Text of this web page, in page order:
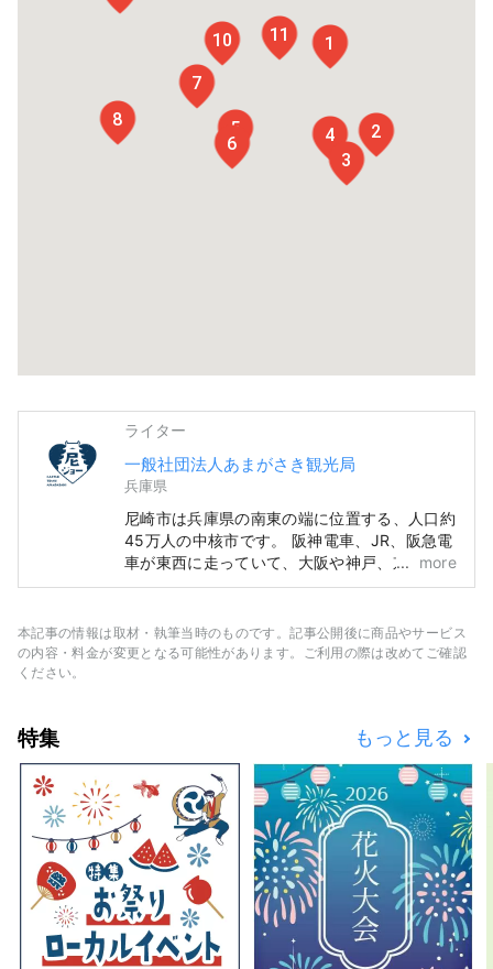
1
2
3
4
5
6
7
8
10 11
ライター
一般社団法人あまがさき観光局
兵庫県
尼崎市は兵庫県の南東の端に位置する、人口約
45万人の中核市です。 阪神電車、JR、阪急電
車が東西に走っていて、大阪や神戸、京都や奈
良へも乗り換えなしでアクセスでき、関西3空
ても良い町です。 【城のある町】 元和
3(1617)年、江戸幕府の命により、譜代大名・
西の守りとしてその雄姿を誇った尼崎城は、
2019年に再建され、再び町のシンボルとなっ
ています。 【人情の町】 尼崎には古くから賑
わいが続く商店街や、銭湯などが多くあり、町
のあちこちに下町の風情が残っています。人情
味あふれる気さくなおっちゃんやおばちゃんと
会話すると、懐かしさと温かさが感じられま
す。 【産業と環境が共生する町】 明治時代、
紡績工場の開業で工業都市としての第一歩を踏
み出した尼崎は、その後高度経済成長をリード
してきました。近年は、温室効果ガスの大幅な
more
本記事の情報は取材・執筆当時のものです。記事公開後に商品やサービス
の内容・料金が変更となる可能性があります。ご利用の際は改めてご確認
ください。
特集 もっと見る